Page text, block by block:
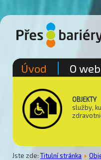
OBJEKTY
služby,
Jste zde: Titulní stránka
Úvod O